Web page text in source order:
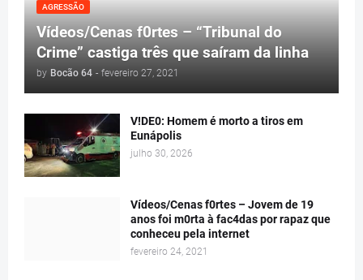
AGRESSÃO
Vídeos/Cenas f0rtes – “Tribunal do
Crime” castiga três que saíram da linha
by Bocão 64 - fevereiro 27, 2021
V!DE0: Homem é morto a tiros em
Eunápolis
julho 30, 2026
Vídeos/Cenas f0rtes – Jovem de 19
anos foi m0rta à fac4das por rapaz que
conheceu pela internet
fevereiro 24, 2021